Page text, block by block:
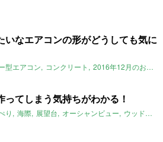
いなエアコンの形がどうしても気に
型エアコン コンクリート 2016年12月のおすすめ
ってしまう気持ちがわかる！
り 海際 展望台 オーシャンビュー ウッドデッキ